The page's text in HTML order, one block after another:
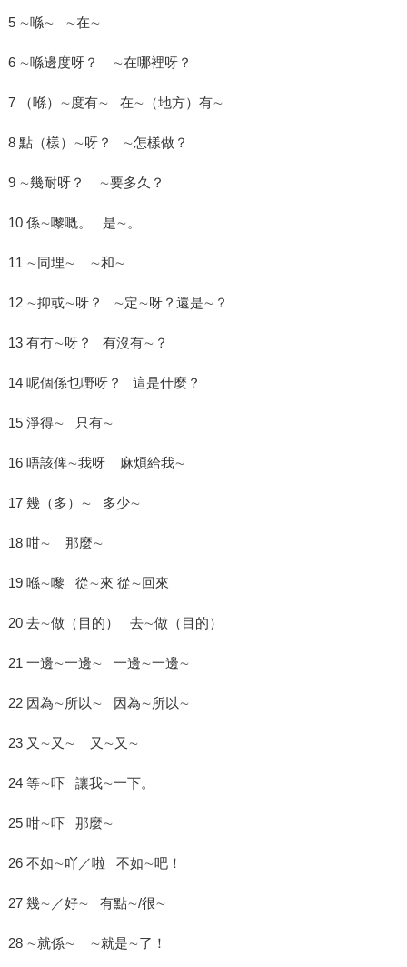
5 ∼喺∼ ∼在∼
6 ∼喺邊度呀？ ∼在哪裡呀？
7 （喺）∼度有∼ 在∼（地方）有∼
8 點（樣）∼呀？ ∼怎樣做？
9 ∼幾耐呀？ ∼要多久？
10 係∼嚟嘅。 是∼。
11 ∼同埋∼ ∼和∼
12 ∼抑或∼呀？ ∼定∼呀？還是∼？
13 有冇∼呀？ 有沒有∼？
14 呢個係乜嘢呀？ 這是什麼？
15 淨得∼ 只有∼
16 唔該俾∼我呀 麻煩給我∼
17 幾（多）∼ 多少∼
18 咁∼ 那麼∼
19 喺∼嚟 從∼來 從∼回來
20 去∼做（目的） 去∼做（目的）
21 一邊∼一邊∼ 一邊∼一邊∼
22 因為∼所以∼ 因為∼所以∼
23 又∼又∼ 又∼又∼
24 等∼吓 讓我∼一下。
25 咁∼吓 那麼∼
26 不如∼吖／啦 不如∼吧！
27 幾∼／好∼ 有點∼/很∼
28 ∼就係∼ ∼就是∼了！